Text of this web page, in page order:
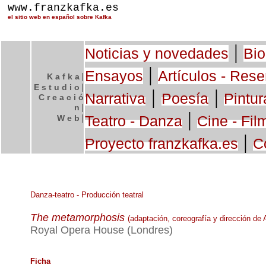
www.franzkafka.es
el sitio web en español sobre Kafka
K a f k a |
E s t u d i o |
C r e a c i ó
n |
W e b |
Noticias y novedades |
Ensayos | Artículos -
Narrativa | Poesía|
Teatro - Danza | Cine -
Proyecto franzkafka.es |
Danza-teatro - Producción teatral
The metamorphosis (adaptación, coreografía y dirección de
Royal Opera House (Londres)
Ficha